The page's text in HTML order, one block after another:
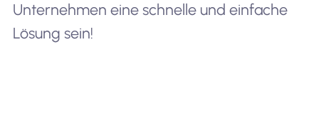
Unternehmen eine schnelle und einfache
Lösung sein!